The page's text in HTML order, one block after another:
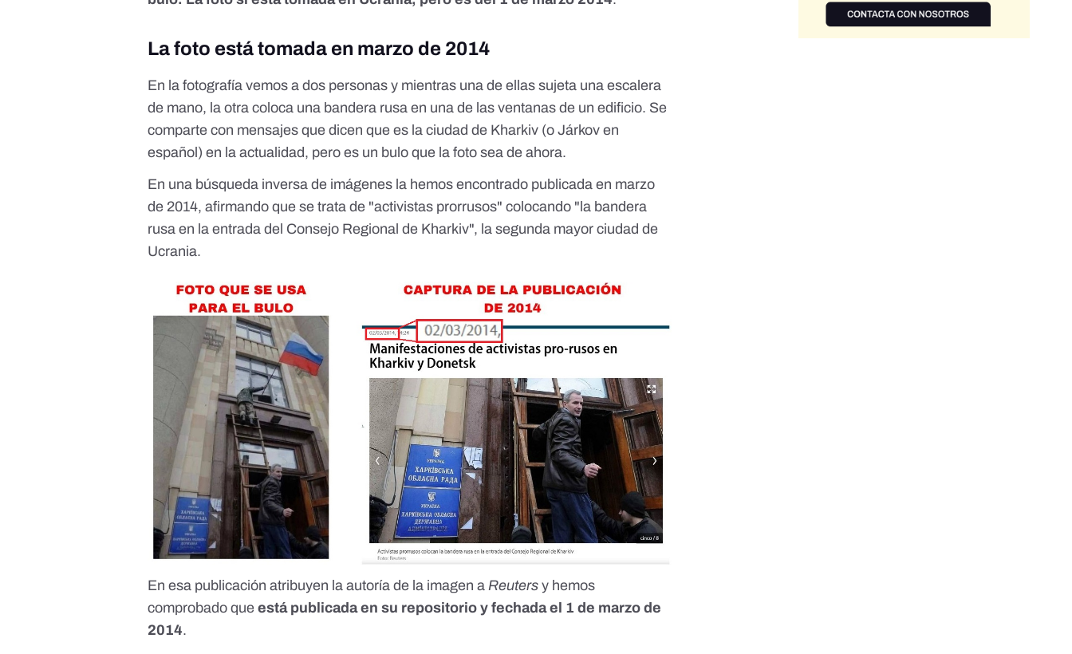
La foto está tomada en marzo de 2014
En la fotografía vemos a dos personas y mientras una de ellas sujeta una escalera
de mano, la otra coloca una bandera rusa en una de las ventanas de un edificio. Se
comparte con mensajes que dicen que es la ciudad de Kharkiv (o Járkov en
español) en la actualidad, pero es un bulo que la foto sea de ahora.
En una búsqueda inversa de imágenes la hemos encontrado publicada en marzo
de 2014, afirmando que se trata de "activistas prorrusos" colocando "la bandera
rusa en la entrada del Consejo Regional de Kharkiv", la segunda mayor ciudad de
Ucrania.
En esa publicación atribuyen la autoría de la imagen a Reuters y hemos
comprobado queestá publicada en su repositorio y fechada el 1 de marzo de
2014.